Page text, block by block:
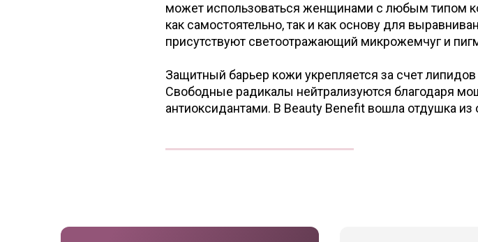
может использоваться женщинами с любым типом
как самостоятельно, так и как основу для
присутствуют светоотражающий микрожемчуг и
Защитный барьер кожи укрепляется за счет
Свободные радикалы нейтрализуются благодаря
антиоксидантами. В Beauty Benefit вошла отдушка из